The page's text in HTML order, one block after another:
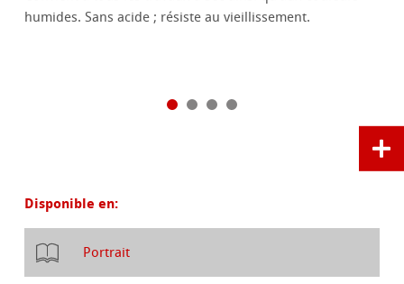
humides. Sans acide ; résiste au vieillissement.
Disponible en:
Portrait